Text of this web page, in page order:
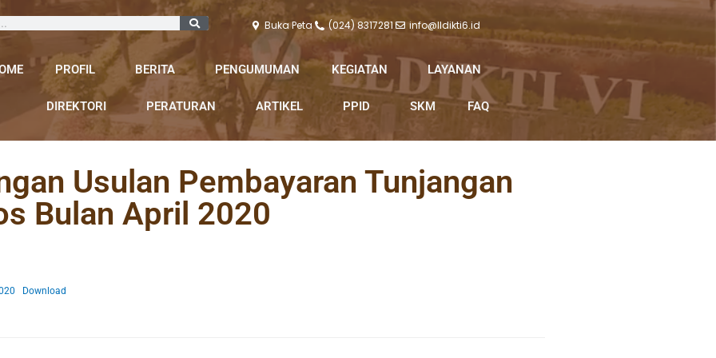
Buka Peta (024) 8317281 info@lldikti6.id
PROFIL BERITA PENGUMUMAN KEGIATAN LAYANAN
DIREKTORI PERATURAN ARTIKEL PPID SKM FAQ
Usulan Pembayaran Tunjangan
Bulan April 2020
Download